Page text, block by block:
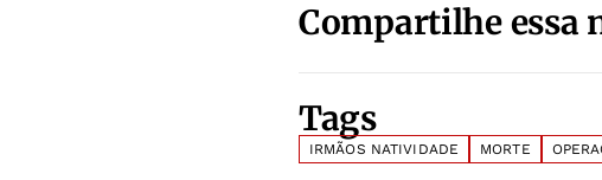
Compartilhe essa
Tags
IRMÃOS NATIVIDADE MORTE